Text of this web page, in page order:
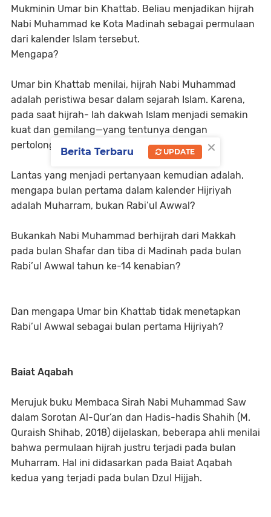
Mukminin Umar bin Khattab. Beliau menjadikan hijrah
Nabi Muhammad ke Kota Madinah sebagai permulaan
dari kalender Islam tersebut.
Mengapa?
Umar bin Khattab menilai, hijrah Nabi Muhammad
adalah peristiwa besar dalam sejarah Islam. Karena,
pada saat hijrah- lah dakwah Islam menjadi semakin
kuat dan gemilang—yang tentunya dengan
pertolongan Allah.
Lantas yang menjadi pertanyaan kemudian adalah,
mengapa bulan pertama dalam kalender Hijriyah
adalah Muharram, bukan Rabi’ul Awwal?
Bukankah Nabi Muhammad berhijrah dari Makkah
pada bulan Shafar dan tiba di Madinah pada bulan
Rabi’ul Awwal tahun ke-14 kenabian?
Dan mengapa Umar bin Khattab tidak menetapkan
Rabi’ul Awwal sebagai bulan pertama Hijriyah?
Baiat Aqabah
Merujuk buku Membaca Sirah Nabi Muhammad Saw
dalam Sorotan Al-Qur’an dan Hadis-hadis Shahih (M.
Quraish Shihab, 2018) dijelaskan, beberapa ahli menilai
bahwa permulaan hijrah justru terjadi pada bulan
Muharram. Hal ini didasarkan pada Baiat Aqabah
kedua yang terjadi pada bulan Dzul Hijjah. ​​​​​​
×
Berita Terbaru UPDATE